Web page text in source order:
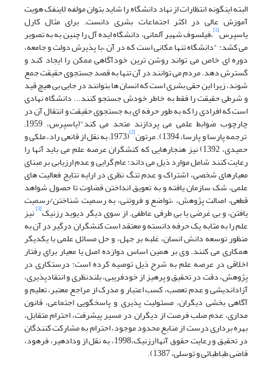
البته اینگونه انتظارات از نهاد دانشگاه را شاید بتوان مولفه لاینفک هویت
آموزش عالی در اکثر اجتماعات بشری دانست. برای مثال کارل
یاسپرس[1] ،فیلسوف شهیر آلمانی، دانشگاه ایده آل را چنین به به تصویر
می کشد: "دانشگاه تنها مکانی است که در آن ،با پذیرش دولت و جامعه،
دوره ای خاص می تواند روشن ترین خودآگاهی ممکن را ایجاد کند و
گسترش دهد. مردم می توانند در آن تنها به قصد جستجوی حقیقت جمع
شوند، زیرا این حقی بشری است که انسان ها بتوانند در جایی بی هیچ قید
و شرطی حقیقت را فقط به خاطر خودش جستجو کنند... دانشگاه نهادی
است که افرادی را که به طور حرفه ای به جستجوی حقیقت و انتقال آن در
چارچوب ضوابط علمی می پردازند متحد می کند"(یاسپرس، 1959;
ترجمه پارسا و پارسا، 1394). مرتون [2] (1973; به نقل از قانعی راد، ملکی و
حمیدی، 1392) نیز هنجارهایی که کنشگران عرصه علم می باید آنها را
رعایت کنند شامل موارد ذیل می داند: عام گرایی و عدم ارزیابی بر مبنای
معیارهای شخصی، اشتراک و عدم تنگ نظری در ارایه نتایج فعالیت های
علمی، شک سازمان یافته و به تعویق انداختن قضاوت تا حصول شواهد
قطعی، اصالت پژوهش، ،تواضع و فروتنی، به رسمیت شناختن/رسمیت
یافتن، و بی غرضی یا بی طرفی عاطفی. از سوی دیگر دیوید رزنیک[3] نیز
علم را به مثابه یک حرفه دانسته و معتقد است کنشگران درگیر در آن به
منظور توسعه دانش انسان، غلبه بر جهل، و حل مسائل علمی با یکدیگر
همکاری می کنند. وی بر همین اساس دوازده اصل یا معیار برای رفتار
اخلاقی در عرصه علم به شرح ذیل توصیه کرده است: درستکاری در
پژوهش، دقت در تحقیق و پرهیز از خودفریبی، بلندنظری و انتقادپذیری،
آزاداندیشی و عدم تعصب، کسب اعتبار و مدرک از مراجع معتبر، تعلیم و
آگاهی بخشی دیگران، مسئولیت پذیری و پاسخگویی اجتماعی، قانون
مداری، عدم صلب فرصت از دیگران در مسیر پیشرفت، احترام متقابل،
بهره برداری درست از منابع محدود موجود، احترام به مشارکت کنندگان
در تحقیق و رعایت حقوق آنها(رزنیک،1998، به نقل از ودادهیر، فرهود،
قاضی طباطبائی و توسلی، 1387).